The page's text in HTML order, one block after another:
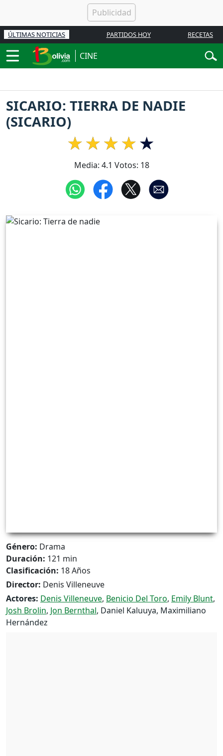
ÚLTIMAS NOTICIAS PARTIDOS HOY RECETAS
CINE
SICARIO: TIERRA DE NADIE
(SICARIO)
Media: 4.1 Votos: 18
Género: Drama
Duración: 121 min
Clasificación: 18 Años
Director: Denis Villeneuve
Actores: Denis Villeneuve, Benicio Del Toro, Emily Blunt,
Josh Brolin, Jon Bernthal, Daniel Kaluuya, Maximiliano
Hernández